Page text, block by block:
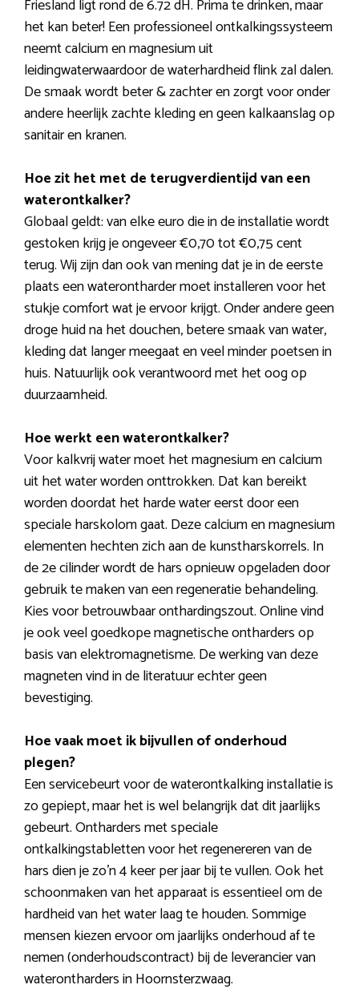
Friesland ligt rond de 6.72 dH. Prima te drinken, maar
het kan beter! Een professioneel ontkalkingssysteem
neemt calcium en magnesium uit
leidingwaterwaardoor de waterhardheid flink zal dalen.
De smaak wordt beter & zachter en zorgt voor onder
andere heerlijk zachte kleding en geen kalkaanslag op
sanitair en kranen.
Hoe zit het met de terugverdientijd van een
waterontkalker?
Globaal geldt: van elke euro die in de installatie wordt
gestoken krijg je ongeveer €0,70 tot €0,75 cent
terug. Wij zijn dan ook van mening dat je in de eerste
plaats een waterontharder moet installeren voor het
stukje comfort wat je ervoor krijgt. Onder andere geen
droge huid na het douchen, betere smaak van water,
kleding dat langer meegaat en veel minder poetsen in
huis. Natuurlijk ook verantwoord met het oog op
duurzaamheid.
Hoe werkt een waterontkalker?
Voor kalkvrij water moet het magnesium en calcium
uit het water worden onttrokken. Dat kan bereikt
worden doordat het harde water eerst door een
speciale harskolom gaat. Deze calcium en magnesium
elementen hechten zich aan de kunstharskorrels. In
de 2e cilinder wordt de hars opnieuw opgeladen door
gebruik te maken van een regeneratie behandeling.
Kies voor betrouwbaar onthardingszout. Online vind
je ook veel goedkope magnetische ontharders op
basis van elektromagnetisme. De werking van deze
magneten vind in de literatuur echter geen
bevestiging.
Hoe vaak moet ik bijvullen of onderhoud
plegen?
Een servicebeurt voor de waterontkalking installatie is
zo gepiept, maar het is wel belangrijk dat dit jaarlijks
gebeurt. Ontharders met speciale
ontkalkingstabletten voor het regenereren van de
hars dien je zo’n 4 keer per jaar bij te vullen. Ook het
schoonmaken van het apparaat is essentieel om de
hardheid van het water laag te houden. Sommige
mensen kiezen ervoor om jaarlijks onderhoud af te
nemen (onderhoudscontract) bij de leverancier van
waterontharders in Hoornsterzwaag.